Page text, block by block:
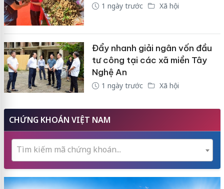
1 ngày trước Xã hội
Đẩy nhanh giải ngân vốn đầu
tư công tại các xã miền Tây
Nghệ An
1 ngày trước Xã hội
CHỨNG KHOÁN VIỆT NAM
Tìm kiếm mã chứng khoán...